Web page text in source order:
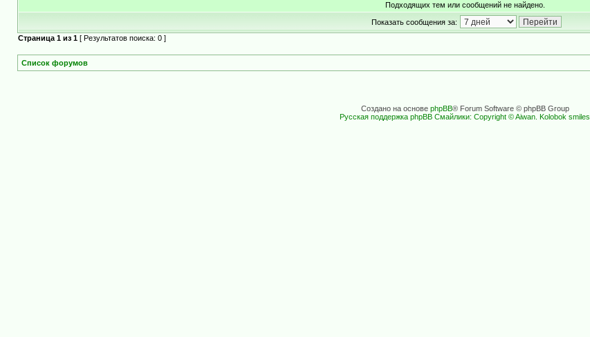
Подходящих тем или сообщений не найдено.
Показать сообщения за:
Страница 1 из 1 [ Результатов поиска: 0 ]
Список форумов
Создано на основе phpBB® Forum Software © phpBB Group
Русская поддержка phpBB Смайлики: Copyright © Aiwan. Kolobok smiles